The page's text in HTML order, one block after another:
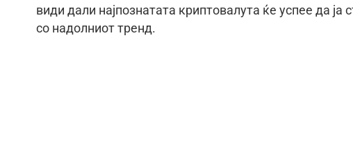
види дали најпознатата криптовалута ќе успее да
со надолниот тренд.